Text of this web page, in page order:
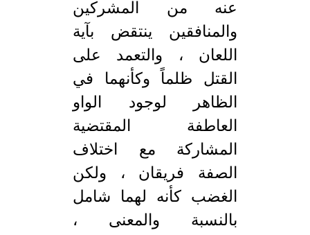
عنه من المشركين
والمنافقين ينتقض بآية
اللعان ، والتعمد على
القتل ظلماً وكأنهما في
الظاهر لوجود الواو
العاطفة المقتضية
المشاركة مع اختلاف
الصفة فريقان ، ولكن
الغضب كأنه لهما شامل
بالنسبة والمعنى ،